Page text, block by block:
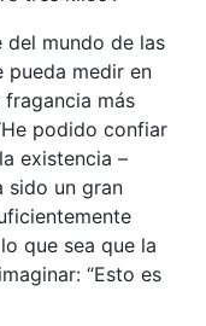
del mundo de las
pueda medir en
fragancia más
podido confiar
existencia –
sido un gran
que sea que la
“Esto es